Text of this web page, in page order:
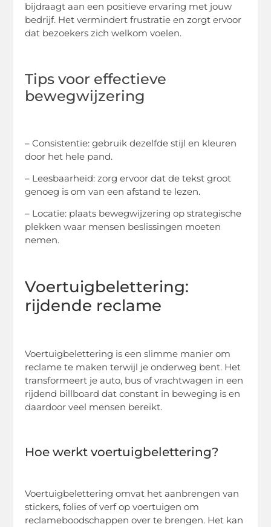
bijdraagt aan een positieve ervaring met jouw
bedrijf. Het vermindert frustratie en zorgt ervoor
dat bezoekers zich welkom voelen.
Tips voor effectieve
bewegwijzering
– Consistentie: gebruik dezelfde stijl en kleuren
door het hele pand.
– Leesbaarheid: zorg ervoor dat de tekst groot
genoeg is om van een afstand te lezen.
– Locatie: plaats bewegwijzering op strategische
plekken waar mensen beslissingen moeten
nemen.
Voertuigbelettering:
rijdende reclame
Voertuigbelettering is een slimme manier om
reclame te maken terwijl je onderweg bent. Het
transformeert je auto, bus of vrachtwagen in een
rijdend billboard dat constant in beweging is en
daardoor veel mensen bereikt.
Hoe werkt voertuigbelettering?
Voertuigbelettering omvat het aanbrengen van
stickers, folies of verf op voertuigen om
reclameboodschappen over te brengen. Het kan